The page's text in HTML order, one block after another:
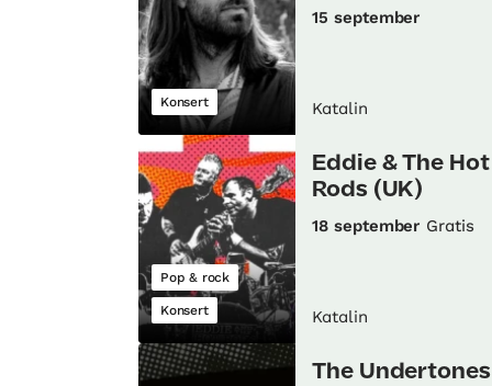
Konsert
15 september
Katalin
Pop & rock
Konsert
Eddie & The Hot
Rods (UK)
18 september Gratis
Katalin
The Undertones